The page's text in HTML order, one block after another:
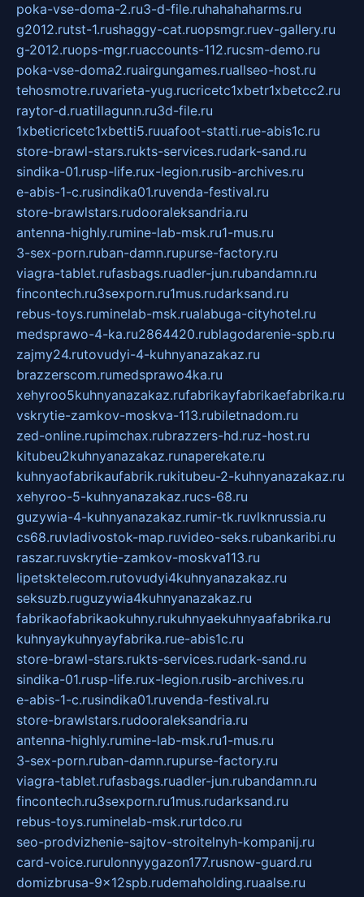
poka-vse-doma-2.ru3-d-file.ruhahahaharms.ru
g2012.rutst-1.rushaggy-cat.ruopsmgr.ruev-gallery.ru
g-2012.ruops-mgr.ruaccounts-112.rucsm-demo.ru
poka-vse-doma2.ruairgungames.ruallseo-host.ru
tehosmotre.ruvarieta-yug.rucricetc1xbetr1xbetcc2.ru
raytor-d.ruatillagunn.ru3d-file.ru
1xbeticricetc1xbetti5.ruuafoot-statti.rue-abis1c.ru
store-brawl-stars.rukts-services.rudark-sand.ru
sindika-01.rusp-life.rux-legion.rusib-archives.ru
e-abis-1-c.rusindika01.ruvenda-festival.ru
store-brawlstars.rudooraleksandria.ru
antenna-highly.rumine-lab-msk.ru1-mus.ru
3-sex-porn.ruban-damn.rupurse-factory.ru
viagra-tablet.rufasbags.ruadler-jun.rubandamn.ru
fincontech.ru3sexporn.ru1mus.rudarksand.ru
rebus-toys.ruminelab-msk.rualabuga-cityhotel.ru
medsprawo-4-ka.ru2864420.rublagodarenie-spb.ru
zajmy24.rutovudyi-4-kuhnyanazakaz.ru
brazzerscom.rumedsprawo4ka.ru
xehyroo5kuhnyanazakaz.rufabrikayfabrikaefabrika.ru
vskrytie-zamkov-moskva-113.rubiletnadom.ru
zed-online.rupimchax.rubrazzers-hd.ruz-host.ru
kitubeu2kuhnyanazakaz.runaperekate.ru
kuhnyaofabrikaufabrik.rukitubeu-2-kuhnyanazakaz.ru
xehyroo-5-kuhnyanazakaz.rucs-68.ru
guzywia-4-kuhnyanazakaz.rumir-tk.ruvlknrussia.ru
cs68.ruvladivostok-map.ruvideo-seks.rubankaribi.ru
raszar.ruvskrytie-zamkov-moskva113.ru
lipetsktelecom.rutovudyi4kuhnyanazakaz.ru
seksuzb.ruguzywia4kuhnyanazakaz.ru
fabrikaofabrikaokuhny.rukuhnyaekuhnyaafabrika.ru
kuhnyaykuhnyayfabrika.rue-abis1c.ru
store-brawl-stars.rukts-services.rudark-sand.ru
sindika-01.rusp-life.rux-legion.rusib-archives.ru
e-abis-1-c.rusindika01.ruvenda-festival.ru
store-brawlstars.rudooraleksandria.ru
antenna-highly.rumine-lab-msk.ru1-mus.ru
3-sex-porn.ruban-damn.rupurse-factory.ru
viagra-tablet.rufasbags.ruadler-jun.rubandamn.ru
fincontech.ru3sexporn.ru1mus.rudarksand.ru
rebus-toys.ruminelab-msk.rurtdco.ru
seo-prodvizhenie-sajtov-stroitelnyh-kompanij.ru
card-voice.rurulonnyygazon177.rusnow-guard.ru
domizbrusa-9x12spb.rudemaholding.ruaalse.ru